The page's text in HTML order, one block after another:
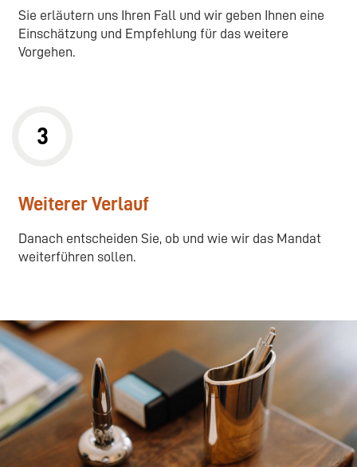
Sie erläutern uns Ihren Fall und wir geben Ihnen eine
Einschätzung und Empfehlung für das weitere
Vorgehen.
3
Weiterer Verlauf
Danach entscheiden Sie, ob und wie wir das Mandat
weiterführen sollen.